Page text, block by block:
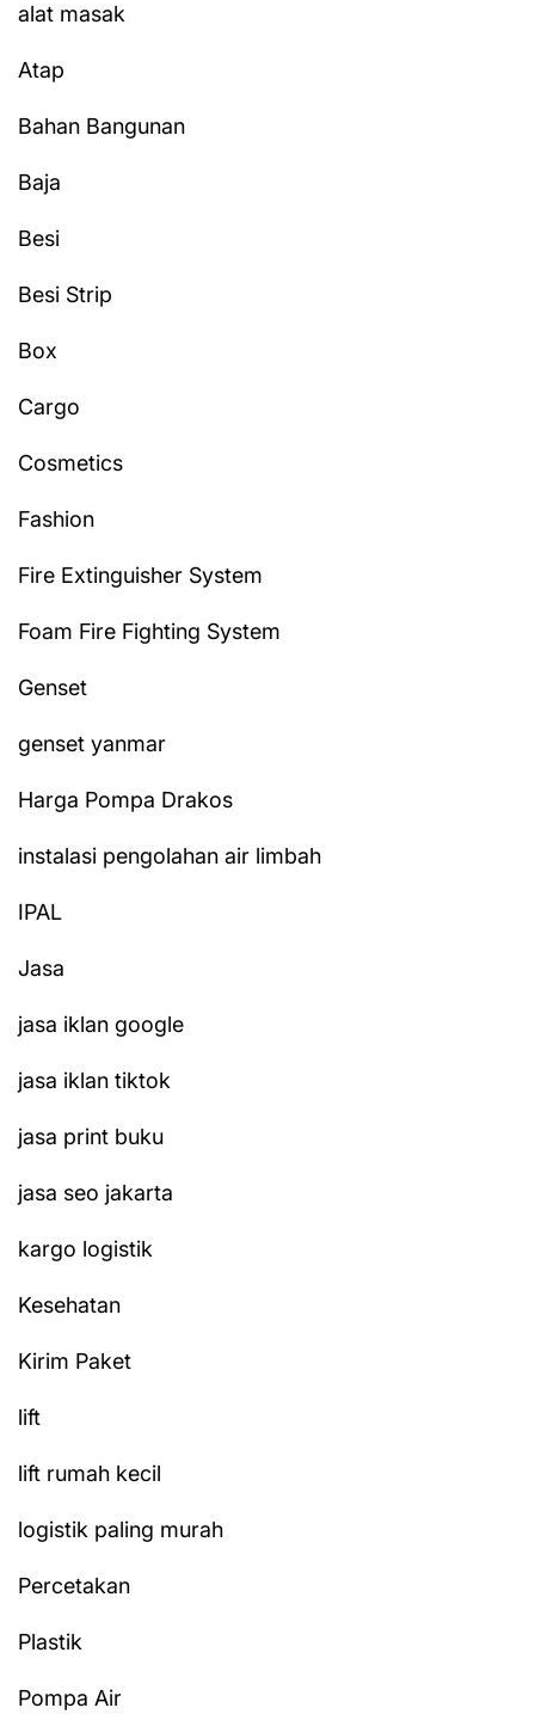
alat masak
Atap
Bahan Bangunan
Baja
Besi
Besi Strip
Box
Cargo
Cosmetics
Fashion
Fire Extinguisher System
Foam Fire Fighting System
Genset
genset yanmar
Harga Pompa Drakos
instalasi pengolahan air limbah
IPAL
Jasa
jasa iklan google
jasa iklan tiktok
jasa print buku
jasa seo jakarta
kargo logistik
Kesehatan
Kirim Paket
lift
lift rumah kecil
logistik paling murah
Percetakan
Plastik
Pompa Air